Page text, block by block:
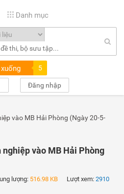
Danh mục
5
Đăng nhập
vào MB Hải Phòng (Ngày 20-5-
vào MB Hải Phòng
lượng: 516.98 KB Lượt xem: 2910